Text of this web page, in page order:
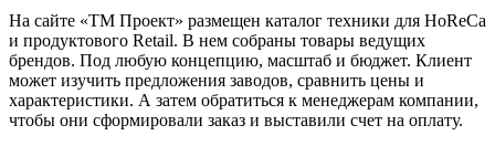
На сайте «ТМ Проект» размещен каталог техники для HoReCa
и продуктового Retail. В нем собраны товары ведущих
брендов. Под любую концепцию, масштаб и бюджет. Клиент
может изучить предложения заводов, сравнить цены и
характеристики. А затем обратиться к менеджерам компании,
чтобы они сформировали заказ и выставили счет на оплату.